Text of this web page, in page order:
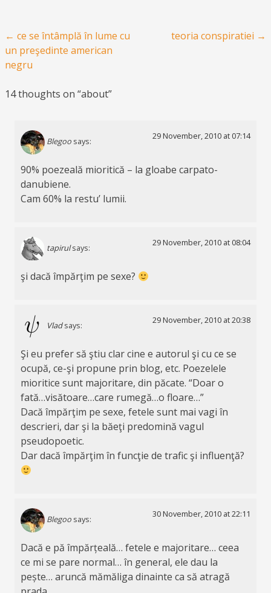
Post navigation
← ce se întâmplă în lume cu
un preşedinte american
negru
teoria conspiratiei →
14 thoughts on “about”
Blegoo says:
29 November, 2010 at 07:14
90% poezeală mioritică – la gloabe carpato-
danubiene.
Cam 60% la restu’ lumii.
tapirul says:
29 November, 2010 at 08:04
şi dacă împărţim pe sexe?
Vlad says:
29 November, 2010 at 20:38
Şi eu prefer să ştiu clar cine e autorul şi cu ce se
ocupă, ce-şi propune prin blog, etc. Poezelele
mioritice sunt majoritare, din păcate. “Doar o
fată…visătoare…care rumegă…o floare…”
Dacă împărţim pe sexe, fetele sunt mai vagi în
descrieri, dar şi la băeţi predomină vagul
pseudopoetic.
Dar dacă împărţim în funcţie de trafic şi influenţă?
Blegoo says:
30 November, 2010 at 22:11
Dacă e pă împărțeală… fetele e majoritare… ceea
ce mi se pare normal… în general, ele dau la
pește… aruncă mămăliga dinainte ca să atragă